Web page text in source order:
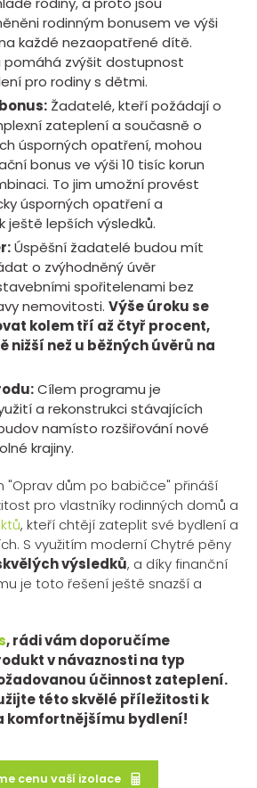
rodinným bonusem ve výši
každé nezaopatřené dítě.
zvýšit dostupnost
pro rodiny s dětmi.
Žadatelé, kteří požádají o
zateplení a současně o
úsporných opatření, mohou
bonus ve výši 10 tisíc korun
To jim umožní provést
úsporných opatření a
ještě lepších výsledků.
Úspěšní žadatelé budou mít
o zvýhodněný úvěr
spořitelenami bez
nemovitosti. Výše úroku se
kolem tří až čtyř procent,
nižší než u běžných úvěrů na
Cílem programu je
a rekonstrukci stávajících
namísto rozšiřování nové
krajiny.
"Oprav dům po babičce" přináší
pro vlastníky rodinných domů a
, kteří chtějí zateplit své bydlení a
S využitím moderní Chytré pěny
výsledků, a díky finanční
je toto řešení ještě snazší a
, rádi vám doporučíme
v návaznosti na typ
účinnost zateplení.
této skvělé příležitosti k
komfortnějšímu bydlení!
cenu vaší izolace